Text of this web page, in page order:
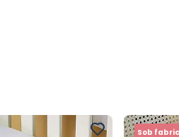
Sob